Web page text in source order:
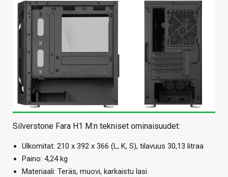
Silverstone Fara H1 M:n tekniset ominaisuudet:
Ulkomitat: 210 x 392 x 366 (L, K, S), tilavuus 30,13 litraa
Paino: 4,24 kg
Materiaali: Teräs, muovi, karkaistu lasi